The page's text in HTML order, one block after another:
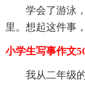
学会了游泳
里。想起这件事
小学生写事作文
我从二年级